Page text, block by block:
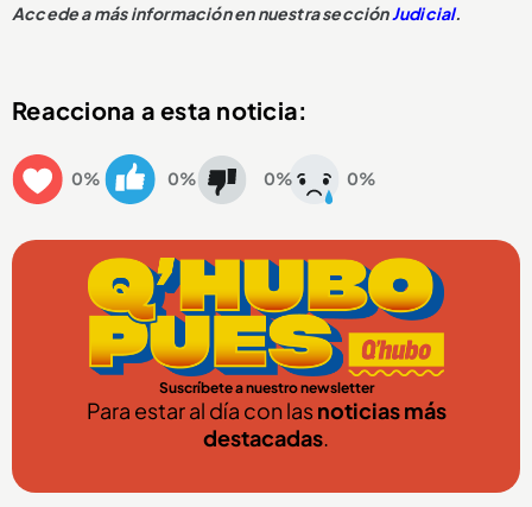
Accede a más información en nuestra secciónJudicial.
Reacciona a esta noticia:
0% 0% 0% 0%
Suscríbete a nuestro newsletter
Para estar al día con lasnoticias más
destacadas.